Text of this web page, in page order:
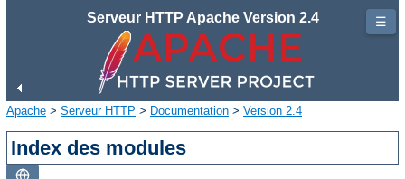
Serveur HTTP Apache Version 2.4
Apache > Serveur HTTP > Documentation > Version 2.4
Index des modules
☰